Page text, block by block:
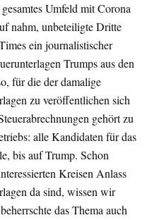
Umfeld mit Corona
nahm, unbeteiligte Dritte
ein journalistischer
Trumps aus den
für die der damalige
zu veröffentlichen sich
gehört zu
alle Kandidaten für das
bis auf Trump. Schon
Kreisen Anlass
da sind, wissen wir
das Thema auch